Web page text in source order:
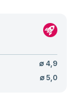
∅ 4,9
∅ 5,0